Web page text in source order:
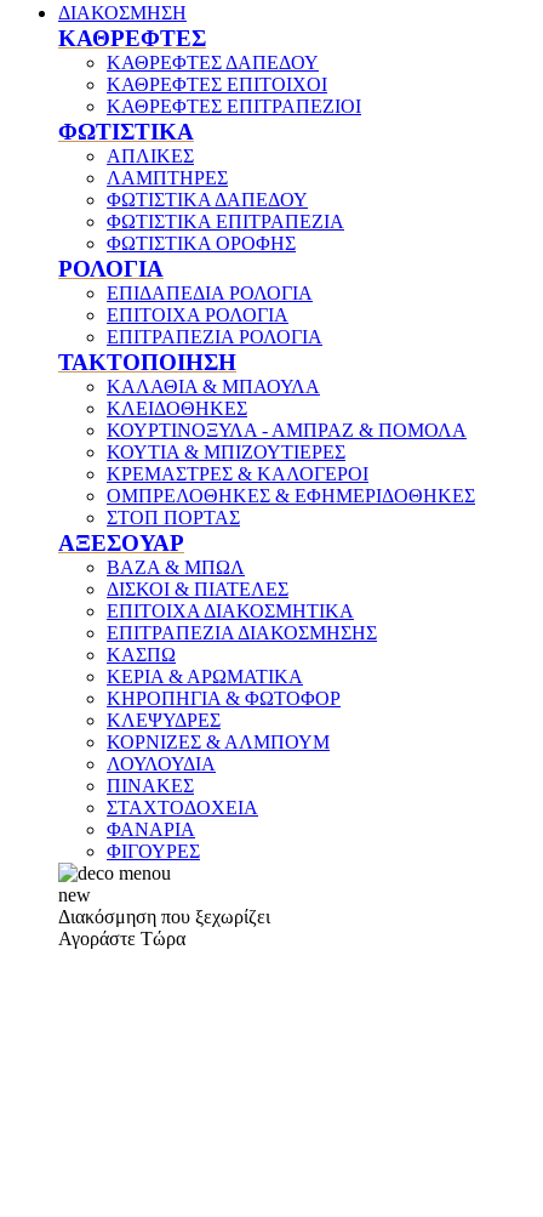
ΔΙΑΚΟΣΜΗΣΗ
ΚΑΘΡΕΦΤΕΣ
ΚΑΘΡΕΦΤΕΣ ΔΑΠΕΔΟΥ
ΚΑΘΡΕΦΤΕΣ ΕΠΙΤΟΙΧΟΙ
ΚΑΘΡΕΦΤΕΣ ΕΠΙΤΡΑΠΕΖΙΟΙ
ΦΩΤΙΣΤΙΚΑ
ΑΠΛΙΚΕΣ
ΛΑΜΠΤΗΡΕΣ
ΦΩΤΙΣΤΙΚΑ ΔΑΠΕΔΟΥ
ΦΩΤΙΣΤΙΚΑ ΕΠΙΤΡΑΠΕΖΙΑ
ΦΩΤΙΣΤΙΚΑ ΟΡΟΦΗΣ
ΡΟΛΟΓΙΑ
ΕΠΙΔΑΠΕΔΙΑ ΡΟΛΟΓΙΑ
ΕΠΙΤΟΙΧΑ ΡΟΛΟΓΙΑ
ΕΠΙΤΡΑΠΕΖΙΑ ΡΟΛΟΓΙΑ
ΤΑΚΤΟΠΟΙΗΣΗ
ΚΑΛΑΘΙΑ & ΜΠΑΟΥΛΑ
ΚΛΕΙΔΟΘΗΚΕΣ
ΚΟΥΡΤΙΝΟΞΥΛΑ - ΑΜΠΡΑΖ & ΠΟΜΟΛΑ
ΚΟΥΤΙΑ & ΜΠΙΖΟΥΤΙΕΡΕΣ
ΚΡΕΜΑΣΤΡΕΣ & ΚΑΛΟΓΕΡΟΙ
ΟΜΠΡΕΛΟΘΗΚΕΣ & ΕΦΗΜΕΡΙΔΟΘΗΚΕΣ
ΣΤΟΠ ΠΟΡΤΑΣ
ΑΞΕΣΟΥΑΡ
ΒΑΖΑ & ΜΠΩΛ
ΔΙΣΚΟΙ & ΠΙΑΤΕΛΕΣ
ΕΠΙΤΟΙΧΑ ΔΙΑΚΟΣΜΗΤΙΚΑ
ΕΠΙΤΡΑΠΕΖΙΑ ΔΙΑΚΟΣΜΗΣΗΣ
ΚΑΣΠΩ
ΚΕΡΙΑ & ΑΡΩΜΑΤΙΚΑ
ΚΗΡΟΠΗΓΙΑ & ΦΩΤΟΦΟΡ
ΚΛΕΨΥΔΡΕΣ
ΚΟΡΝΙΖΕΣ & ΑΛΜΠΟΥΜ
ΛΟΥΛΟΥΔΙΑ
ΠΙΝΑΚΕΣ
ΣΤΑΧΤΟΔΟΧΕΙΑ
ΦΑΝΑΡΙΑ
ΦΙΓΟΥΡΕΣ
new
Διακόσμηση που ξεχωρίζει
Αγοράστε Τώρα